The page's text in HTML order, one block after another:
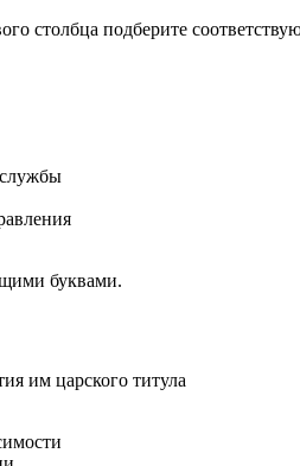
столбца подберите
службы
буквами.
им царского титула